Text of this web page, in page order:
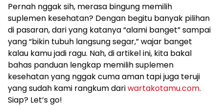
Pernah nggak sih, merasa bingung memilih
suplemen kesehatan? Dengan begitu banyak pilihan
di pasaran, dari yang katanya “alami banget” sampai
yang “bikin tubuh langsung segar,” wajar banget
kalau kamu jadi ragu. Nah, di artikel ini, kita bakal
bahas panduan lengkap memilih suplemen
kesehatan yang nggak cuma aman tapi juga teruji
yang sudah kami rangkum dariwartakotamu.com.
Siap? Let’s go!